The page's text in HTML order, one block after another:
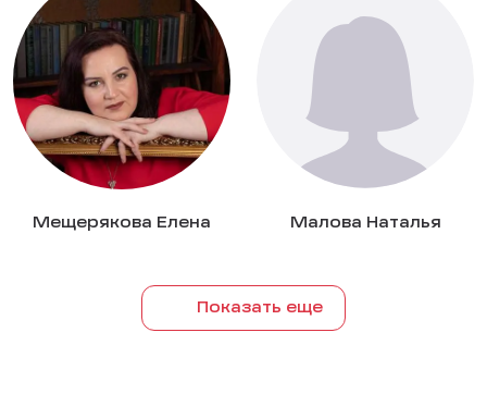
Мещерякова Елена Малова Наталья
Показать еще